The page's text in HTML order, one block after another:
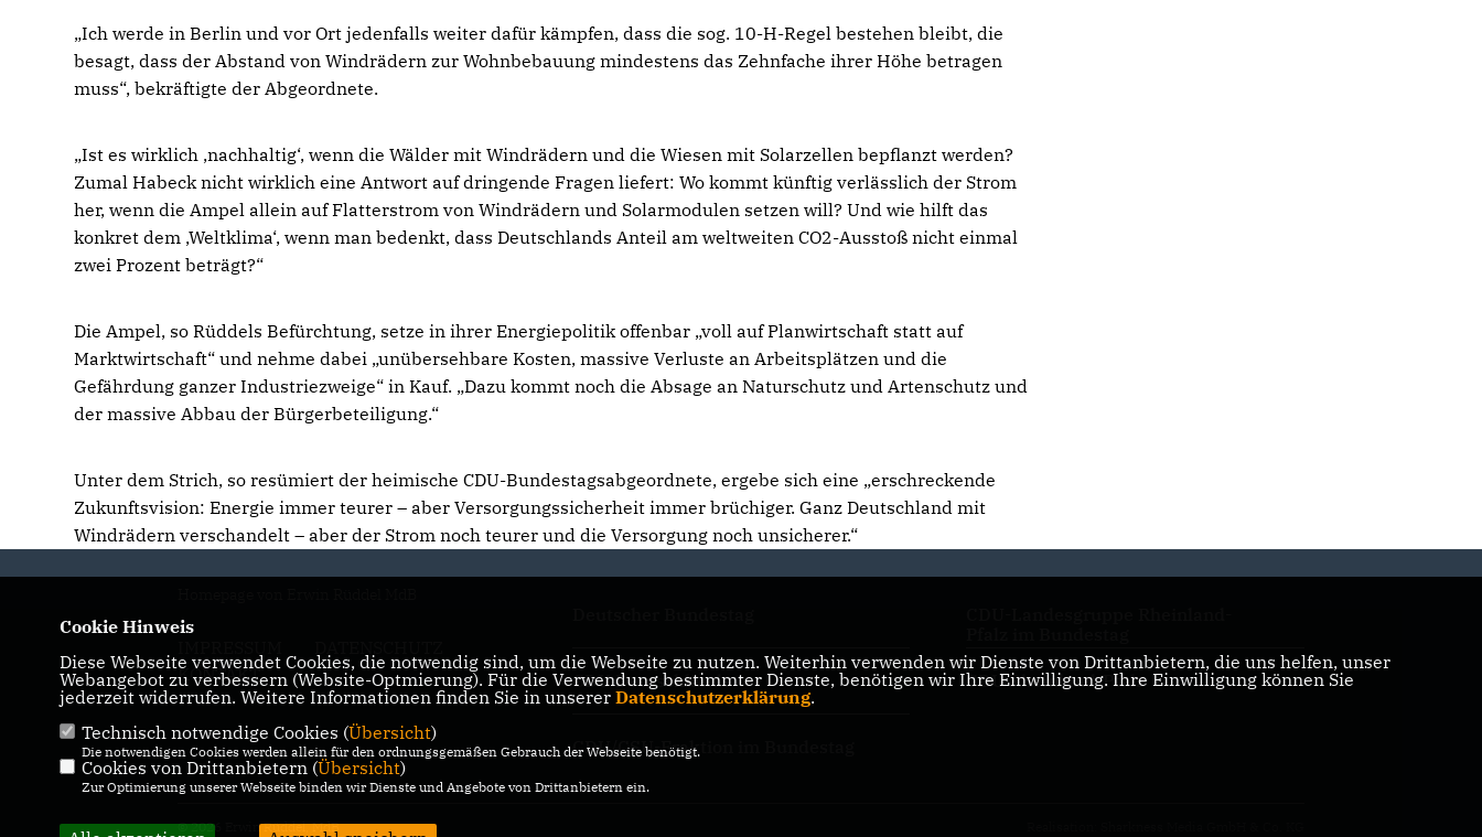
Ich werde in Berlin und vor Ort jedenfalls weiter dafür kämpfen, dass die sog. 10-H-Regel bestehen bleibt, die
besagt, dass der Abstand von Windrädern zur Wohnbebauung mindestens das Zehnfache ihrer Höhe betragen
muss“, bekräftigte der Abgeordnete.
Ist es wirklich ‚nachhaltig‘, wenn die Wälder mit Windrädern und die Wiesen mit Solarzellen bepflanzt werden?
Zumal Habeck nicht wirklich eine Antwort auf dringende Fragen liefert: Wo kommt künftig verlässlich der Strom
her, wenn die Ampel allein auf Flatterstrom von Windrädern und Solarmodulen setzen will? Und wie hilft das
konkret dem ‚Weltklima‘, wenn man bedenkt, dass Deutschlands Anteil am weltweiten CO2-Ausstoß nicht einmal
zwei Prozent beträgt?“
Die Ampel, so Rüddels Befürchtung, setze in ihrer Energiepolitik offenbar „voll auf Planwirtschaft statt auf
Marktwirtschaft“ und nehme dabei „unübersehbare Kosten, massive Verluste an Arbeitsplätzen und die
Gefährdung ganzer Industriezweige“ in Kauf. „Dazu kommt noch die Absage an Naturschutz und Artenschutz und
der massive Abbau der Bürgerbeteiligung.“
Unter dem Strich, so resümiert der heimische CDU-Bundestagsabgeordnete, ergebe sich eine „erschreckende
Zukunftsvision: Energie immer teurer – aber Versorgungssicherheit immer brüchiger. Ganz Deutschland mit
Windrädern verschandelt – aber der Strom noch teurer und die Versorgung noch unsicherer.“
KONTAKT
CDU Deutschlands
CDU/CSU-Fraktion im Bundestag
CDU Rheinland-Pfalz
© 2026 Erwin Rüddel, MdB
Cookie Hinweis
Diese Webseite verwendet Cookies, die notwendig sind, um die Webseite zu nutzen. Weiterhin verwenden wir Dienste von Drittanbietern, die uns helfen, unser
Webangebot zu verbessern (Website-Optmierung). Für die Verwendung bestimmter Dienste, benötigen wir Ihre Einwilligung. Ihre Einwilligung können Sie
jederzeit widerrufen. Weitere Informationen finden Sie in unserer Datenschutzerklärung.
Technisch notwendige Cookies (Übersicht)
Die notwendigen Cookies werden allein für den ordnungsgemäßen Gebrauch der Webseite benötigt.
Cookies von Drittanbietern (Übersicht)
Zur Optimierung unserer Webseite binden wir Dienste und Angebote von Drittanbietern ein.